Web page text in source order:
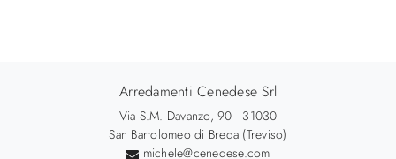
Arredamenti Cenedese Srl
Via S.M. Davanzo, 90 - 31030
San Bartolomeo di Breda (Treviso)
michele@cenedese.com